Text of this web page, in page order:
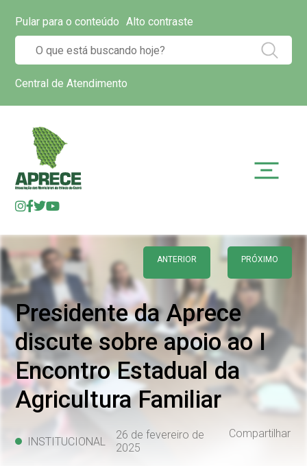
Pular para o conteúdo Alto contraste
Central de Atendimento
ANTERIOR PRÓXIMO
Presidente da Aprece
discute sobre apoio ao I
Encontro Estadual da
Agricultura Familiar
INSTITUCIONAL
26 de fevereiro de
2025
Compartilhar